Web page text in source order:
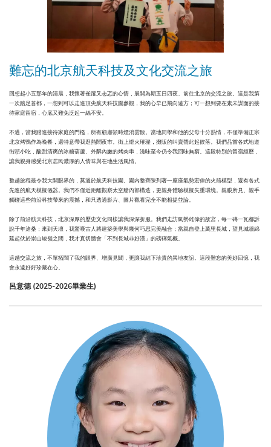
難忘的北京航天科技及文化交流之旅
回想起小五那年的清晨，我懷著雀躍又忐忑的心情，展開為期五日四夜、前往北京的交流之旅。這是我第
一次踏足首都，一想到可以走進頂尖航天科技園參觀，我的心早已飛向遠方；可一想到要在素未謀面的接
待家庭留宿，心底又難免泛起一絲不安。
不過，當我踏進接待家庭的門檻，所有顧慮頓時煙消雲散。當地同學和他的父母十分熱情，不僅準備正宗
北京烤鴨作為晚餐，還特意帶我逛熱鬧夜市。街上燈火璀璨，攤販的叫賣聲此起彼落。我們品嘗各式地道
街頭小吃，酸甜清爽的冰糖葫蘆、外酥內嫩的烤肉串，滋味至今仍令我回味無窮。這段特別的留宿經歷，
讓我親身感受北京居民濃厚的人情味與在地生活風情。
整趟旅程最令我大開眼界的，莫過於航天科技園。園內整齊陳列著一座座氣勢宏偉的火箭模型，還有各式
先進的航天模擬儀器。我們不僅近距離觀察太空艙內部構造，更親身體驗模擬失重環境。親眼所見、親手
觸碰這些前沿科技帶來的震撼，和只透過影片、圖片觀看完全不能相提並論。
除了前沿航天科技，北京深厚的歷史文化同樣讓我深深折服。我們走訪氣勢雄偉的故宮，每一磚一瓦都訴
說千年滄桑；來到天壇，我驚嘆古人將建築美學與幾何巧思完美融合；當親自登上萬里長城，望見城牆綿
延起伏於崇山峻嶺之間，我才真切體會「不到長城非好漢」的磅礡氣概。
這趟交流之旅，不單拓闊了我的眼界、增廣見聞，更讓我結下珍貴的異地友誼。這段難忘的美好回憶，我
會永遠好好珍藏在心。
呂意德 (2025-2026畢業生)